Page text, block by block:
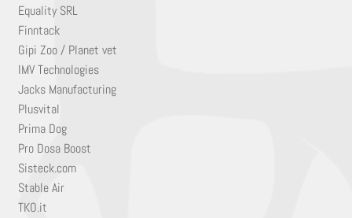
Equality SRL
Finntack
Gipi Zoo / Planet vet
IMV Technologies
Jacks Manufacturing
Plusvital
Prima Dog
Pro Dosa Boost
Sisteck.com
Stable Air
TKO.it